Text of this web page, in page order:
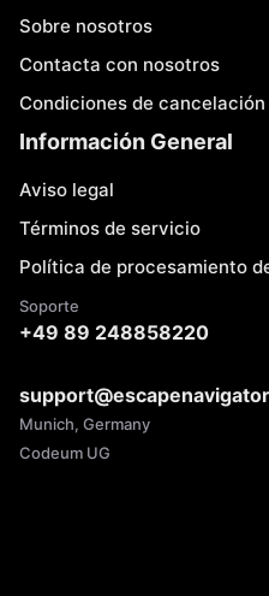
Sobre nosotros
Contacta con nosotros
Condiciones de cancelación
Información General
Aviso legal
Términos de servicio
Política de procesamiento
Soporte
+49 89 248858220
Munich, Germany
Codeum UG